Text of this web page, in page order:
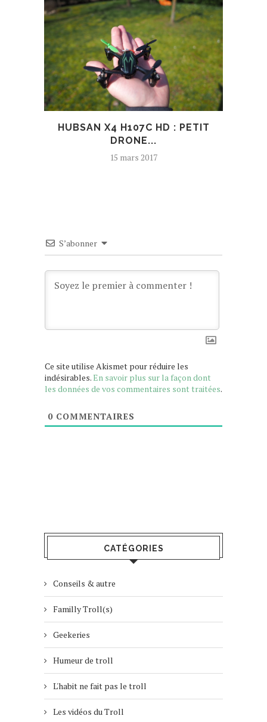
HUBSAN X4 H107C HD : PETIT
DRONE...
15 mars 2017
S’abonner
Ce site utilise Akismet pour réduire les
indésirables.En savoir plus sur la façon dont
les données de vos commentaires sont traitées.
0 COMMENTAIRES
CATÉGORIES
Conseils & autre
Familly Troll(s)
Geekeries
Humeur de troll
L'habit ne fait pas le troll
Les vidéos du Troll